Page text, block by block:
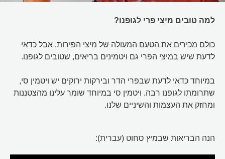
למה טובים מיצי פרי לגופנו?
כולם מכירים את הטעם המעולה של מיצי הפירות. אבל כדאי
לדעת שיש במיצי הפרי גם ויטמינים בריאים, שטובים לגופנו.
במיוחד כדאי לדעת שבפרי הדר ובירקות ירוקים יש ויטמין סי,
שתרומתו לגופנו רבה. ויטמין סי במיוחד שומר עלינו מהצטננות
ומחזק את העצמות והשיניים שלנו.
הנה הבריאות שבמיץ סחוט (עברית):